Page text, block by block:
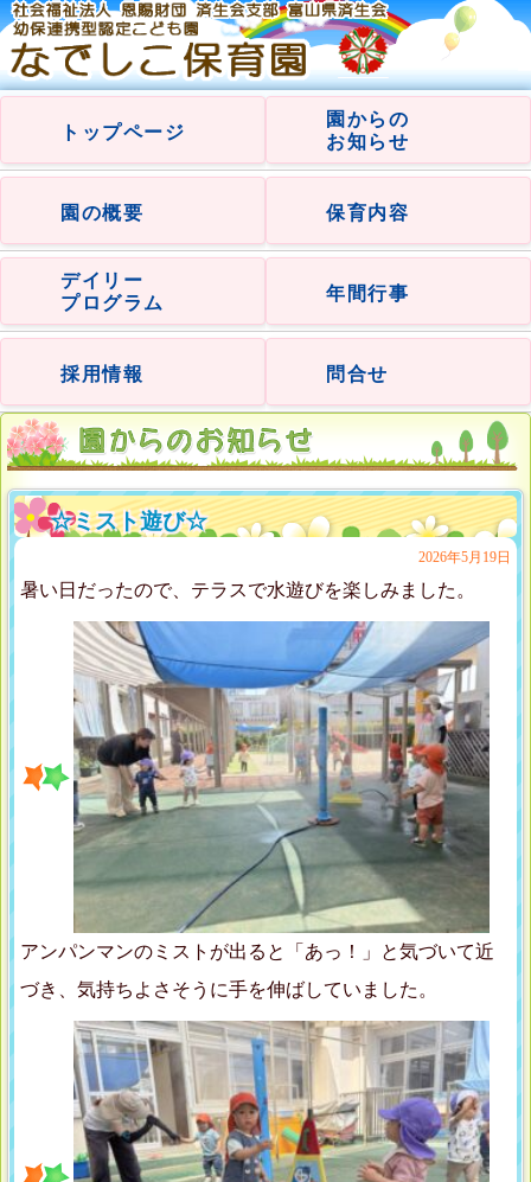
トップページ
園からの
お知らせ
園の概要 保育内容
デイリー
プログラム
年間行事
採用情報 問合せ
☆ミスト遊び☆
2026年5月19日
暑い日だったので、テラスで水遊びを楽しみました。
アンパンマンのミストが出ると「あっ！」と気づいて近
づき、気持ちよさそうに手を伸ばしていました。